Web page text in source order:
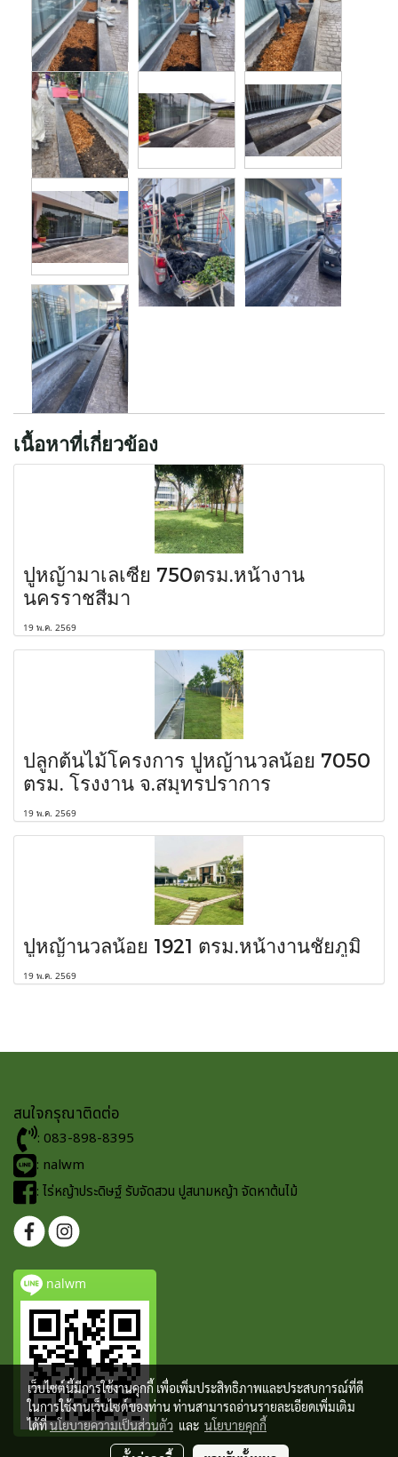
เนื้อหาที่เกี่ยวข้อง
ปูหญ้ามาเลเซีย 750ตรม.หน้างาน
นครราชสีมา
19 พ.ค. 2569
ปลูกต้นไม้โครงการ ปูหญ้านวลน้อย 7050
ตรม. โรงงาน จ.สมุทรปราการ
19 พ.ค. 2569
ปูหญ้านวลน้อย 1921 ตรม.หน้างานชัยภูมิ
19 พ.ค. 2569
สนใจกรุณาติดต่อ
: 083-898-8395
: nalwm
: ไร่หญ้าประดิษฐ์ รับจัดสวน ปูสนามหญ้า จัดหาต้นไม้
nalwm
เว็บไซต์นี้มีการใช้งานคุกกี้ เพื่อเพิ่มประสิทธิภาพและประสบการณ์ที่ดี
ในการใช้งานเว็บไซต์ของท่าน ท่านสามารถอ่านรายละเอียดเพิ่มเติม
ได้ที่นโยบายความเป็นส่วนตัว และ นโยบายคุกกี้